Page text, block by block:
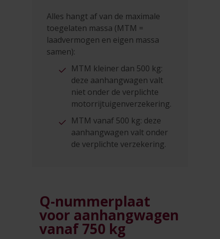
Alles hangt af van de maximale
toegelaten massa (MTM =
laadvermogen en eigen massa
samen):
MTM kleiner dan 500 kg:
deze aanhangwagen valt
niet onder de verplichte
motorrijtuigenverzekering.
MTM vanaf 500 kg: deze
aanhangwagen valt onder
de verplichte verzekering.
Q-nummerplaat
voor aanhangwagen
vanaf 750 kg